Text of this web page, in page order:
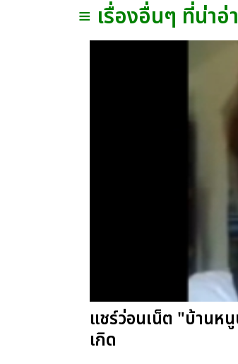
≡ เรื่องอื่นๆ ที่น่าอ่
แชร์ว่อนเน็ต "บ้านห
เกิด